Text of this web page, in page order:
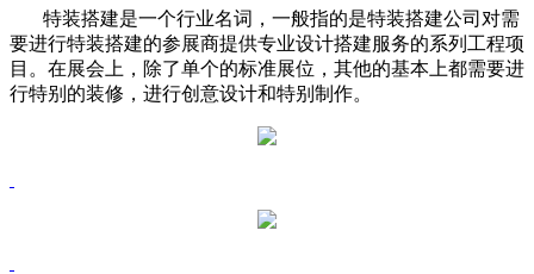
特装搭建是一个行业名词，一般指的是特装搭建公司对需
要进行特装搭建的参展商提供专业设计搭建服务的系列工程项
目。在展会上，除了单个的标准展位，其他的基本上都需要进
行特别的装修，进行创意设计和特别制作。